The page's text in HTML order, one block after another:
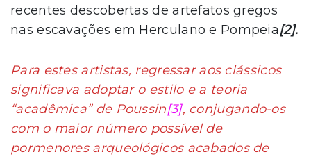
recentes descobertas de artefatos gregos
nas escavações em Herculano e Pompeia[2].
Para estes artistas, regressar aos clássicos
significava adoptar o estilo e a teoria
“acadêmica” de Poussin[3], conjugando-os
com o maior número possível de
pormenores arqueológicos acabados de